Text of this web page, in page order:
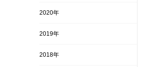
2020年
2019年
2018年